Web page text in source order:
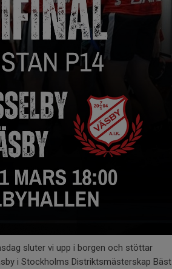
sluter vi upp i borgen och stöttar
i Stockholms Distriktsmästerskap Bäst